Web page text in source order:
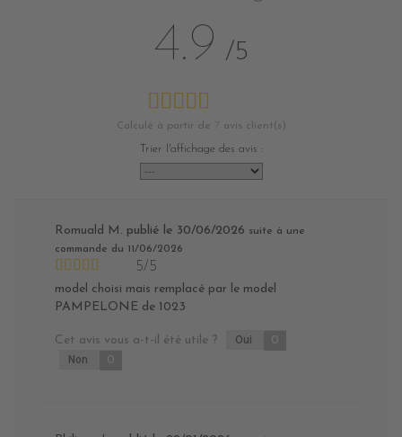
4.9 /5
Calculé à partir de avis client(s)
Trier l'affichage des avis :
Romuald M. publié le 30/06/2026 suite à une
commande du 11/06/2026
5/5
model choisi mais remplacé par le model
PAMPELONE de 1023
Cet avis vous a-t-il été utile ? Oui 0
Non 0